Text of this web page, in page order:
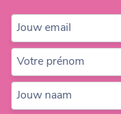
Jouw email
Votre prénom
Jouw naam